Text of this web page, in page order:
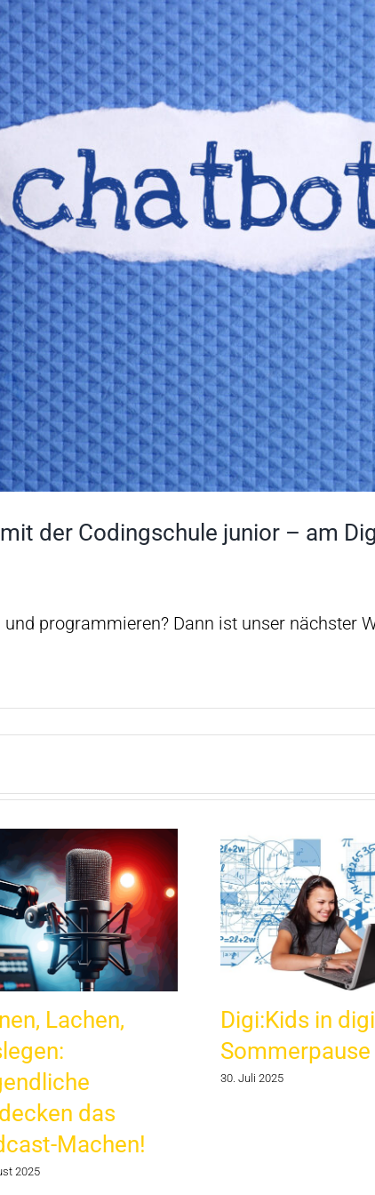
der Codingschule junior – am
programmieren? Dann ist unser nächster
Lachen,
das
Machen!
2025
Digi:Kids in
Sommerpause
30. Juli 2025